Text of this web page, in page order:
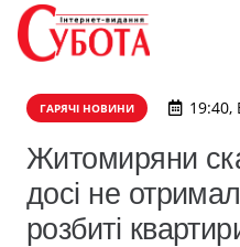
ГАРЯЧІ НОВИНИ 19:40,
Житомиряни
досі не
розбиті